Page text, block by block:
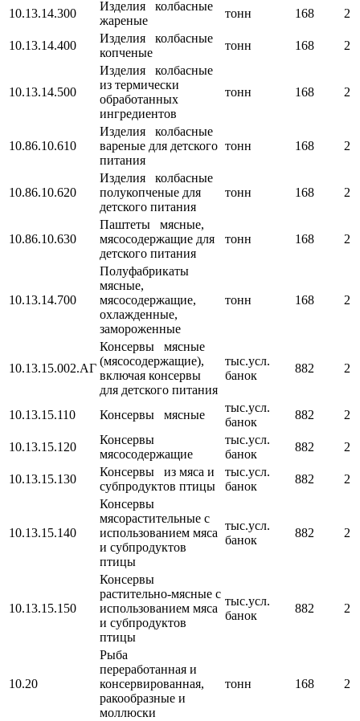
10.13.14.300
Изделия колбасные
жареные
тонн 168 2
10.13.14.400
Изделия колбасные
копченые
тонн 168 2
10.13.14.500
Изделия колбасные
из термически
обработанных
ингредиентов
тонн 168 2
10.86.10.610
Изделия колбасные
вареные для детского
питания
тонн 168 2
10.86.10.620
Изделия колбасные
полукопченые для
детского питания
тонн 168 2
10.86.10.630
Паштеты мясные,
мясосодержащие для
детского питания
тонн 168 2
10.13.14.700
Полуфабрикаты
мясные,
мясосодержащие,
охлажденные,
замороженные
тонн 168 2
10.13.15.002.АГ
Консервы мясные
(мясосодержащие),
включая консервы
для детского питания
тыс.усл.
банок
882 2
10.13.15.110 Консервы мясные
тыс.усл.
банок
882 2
10.13.15.120
Консервы
мясосодержащие
тыс.усл.
банок
882 2
10.13.15.130
Консервы из мяса и
субпродуктов птицы
тыс.усл.
банок
882 2
10.13.15.140
Консервы
мясорастительные с
использованием мяса
и субпродуктов
птицы
тыс.усл.
банок
882 2
10.13.15.150
Консервы
растительно-мясные с
использованием мяса
и субпродуктов
птицы
тыс.усл.
банок
882 2
10.20
Рыба
переработанная и
консервированная,
ракообразные и
моллюски
тонн 168 2